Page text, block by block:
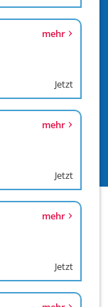
mehr
Jetzt
mehr
Jetzt
mehr
Jetzt